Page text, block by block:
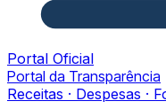
Portal Oficial
Portal da Transparência
Receitas · Despesas ·